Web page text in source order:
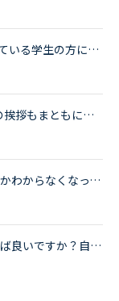
ネイティブキャンプでプレミアム会員になっている学生の方に質問です。普段、どのくらいのペースでレッスンを受けられていますか？予約ですか、それとも今すぐですか？カランはされていますか？だとしたらカラン...
NCを初めて１年経ちますが、いまだに開始の挨拶もまともにできません。I'm good.で終わらせて、「今日の予定は？」など急に振られた質問にうまく答えられず、レッスン中に講師に質問すらできません。NCはカランか...
話したい事が出てこない…どうすればいいのかわからなくなってしまいました。大人になってから英語を勉強し始め、早3年が経つ30代主婦です。オンライン英会話に緊張せず取り組め、簡単な挨拶はできるようになりま...
使える単語を増やすようにするにはどうすれば良いですか？自分はたまにフリートークでレッスンを受けるのですが、毎回結局同じトピックになってしまって、英語力が伸びているような気がしません。また語彙を増や...